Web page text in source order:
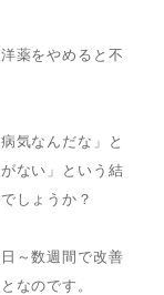
薬をやめると不
気なんだな」と
ない」という結
しょうか？
～数週間で改善
なのです。